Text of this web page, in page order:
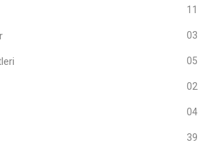
11
03
05
02
04
39